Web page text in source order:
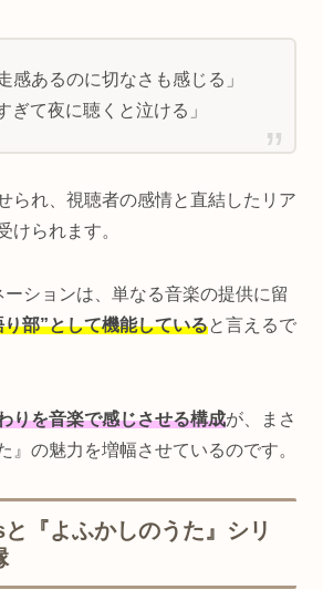
感あるのに切なさも感じる」
ぎて夜に聴くと泣ける」
られ、視聴者の感情と直結したリア
けられます。
ションは、単なる音楽の提供に留
り部”として機能していると言えるで
りを音楽で感じさせる構成が、まさ
』の魅力を増幅させているのです。
『よふかしのうた』シリ